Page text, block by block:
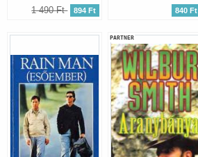
1 490 Ft 894 Ft 840 Ft
PARTNER